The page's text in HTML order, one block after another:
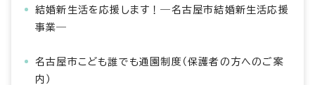
結婚新生活を応援します！―名古屋市結婚新生活応援
事業―
名古屋市こども誰でも通園制度（保護者の方へのご案
内）